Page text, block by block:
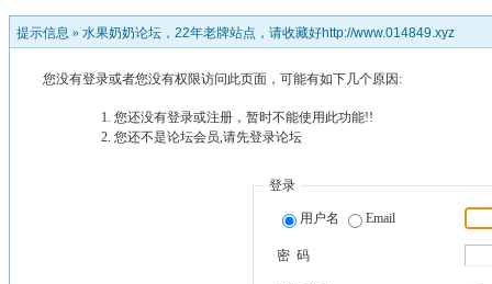
提示信息 » 水果奶奶论坛，22年老牌站点，请收藏好http://www.014849.xyz
您没有登录或者您没有权限访问此页面，可能有如下几个原因:
您还没有登录或注册，暂时不能使用此功能!!
您还不是论坛会员,请先登录论坛
登录
用户名 Email
密 码